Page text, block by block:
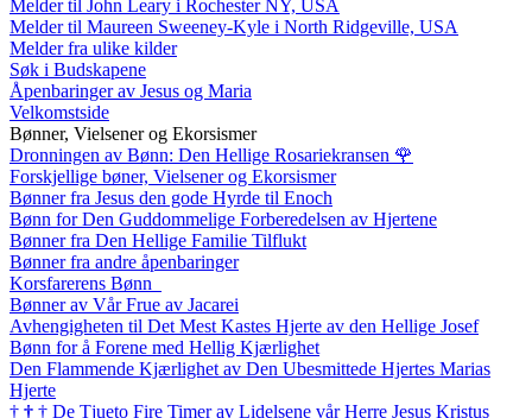
Melder til John Leary i Rochester NY, USA
Melder til Maureen Sweeney-Kyle i North Ridgeville, USA
Melder fra ulike kilder
Søk i Budskapene
Åpenbaringer av Jesus og Maria
Velkomstside
Bønner, Vielsener og Ekorsismer
Dronningen av Bønn: Den Hellige Rosariekransen 🌹
Forskjellige bøner, Vielsener og Ekorsismer
Bønner fra Jesus den gode Hyrde til Enoch
Bønn for Den Guddommelige Forberedelsen av Hjertene
Bønner fra Den Hellige Familie Tilflukt
Bønner fra andre åpenbaringer
Korsfarerens Bønn
Bønner av Vår Frue av Jacarei
Avhengigheten til Det Mest Kastes Hjerte av den Hellige Josef
Bønn for å Forene med Hellig Kjærlighet
Den Flammende Kjærlighet av Den Ubesmittede Hjertes Marias
Hjerte
† † † De Tjueto Fire Timer av Lidelsene vår Herre Jesus Kristus